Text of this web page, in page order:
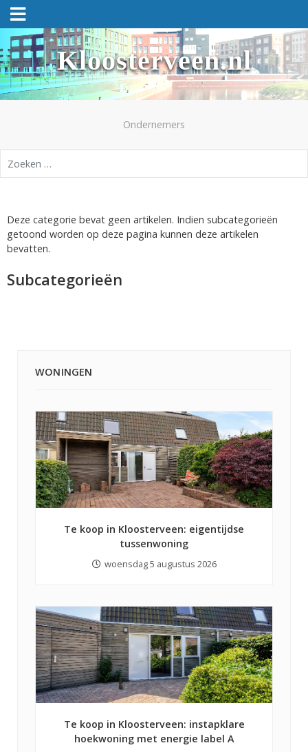
Kloosterveen.nl
Ondernemers
Deze categorie bevat geen artikelen. Indien subcategorieën
getoond worden op deze pagina kunnen deze artikelen
bevatten.
Subcategorieën
WONINGEN
Te koop in Kloosterveen: eigentijdse
tussenwoning
woensdag 5 augustus 2026
Te koop in Kloosterveen: instapklare
hoekwoning met energie label A